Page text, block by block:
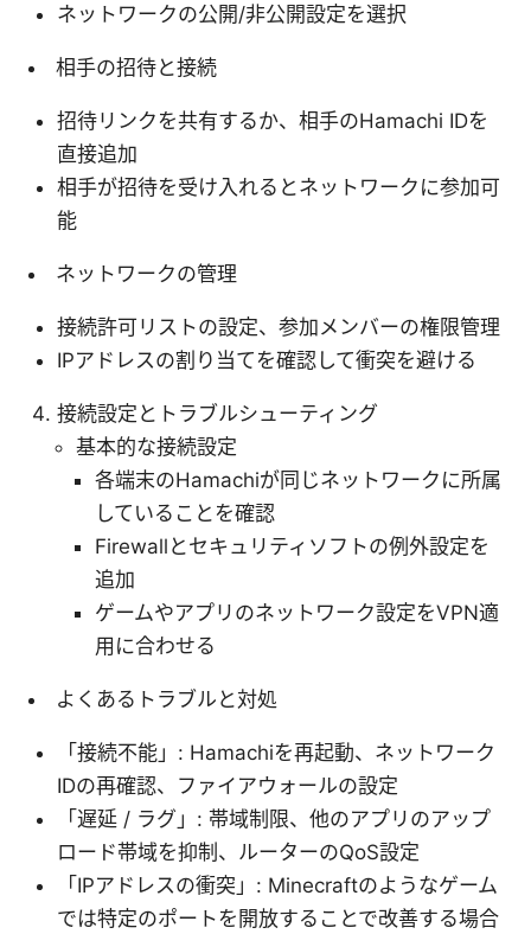
ネットワークの公開/非公開設定を選択
相手の招待と接続
招待リンクを共有するか、相手のHamachi IDを
直接追加
相手が招待を受け入れるとネットワークに参加可
能
ネットワークの管理
接続許可リストの設定、参加メンバーの権限管理
IPアドレスの割り当てを確認して衝突を避ける
接続設定とトラブルシューティング
基本的な接続設定
各端末のHamachiが同じネットワークに所属
していることを確認
Firewallとセキュリティソフトの例外設定を
追加
ゲームやアプリのネットワーク設定をVPN適
用に合わせる
よくあるトラブルと対処
「接続不能」: Hamachiを再起動、ネットワーク
IDの再確認、ファイアウォールの設定
「遅延 / ラグ」: 帯域制限、他のアプリのアップ
ロード帯域を抑制、ルーターのQoS設定
「IPアドレスの衝突」: Minecraftのようなゲーム
では特定のポートを開放することで改善する場合